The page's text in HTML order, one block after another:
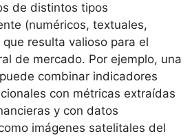
de distintos tipos
(numéricos, textuales,
resulta valioso para el
de mercado. Por ejemplo, una
combinar indicadores
con métricas extraídas
y con datos
imágenes satelitales del